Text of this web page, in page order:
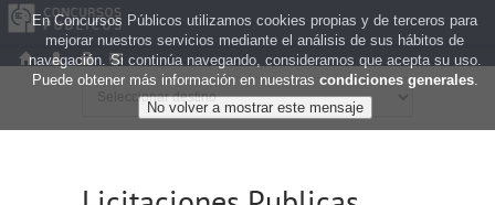
En Concursos Públicos utilizamos cookies propias y de terceros para
mejorar nuestros servicios mediante el análisis de sus hábitos de
navegación. Si continúa navegando, consideramos que acepta su uso.
Puede obtener más información en nuestras condiciones generales.